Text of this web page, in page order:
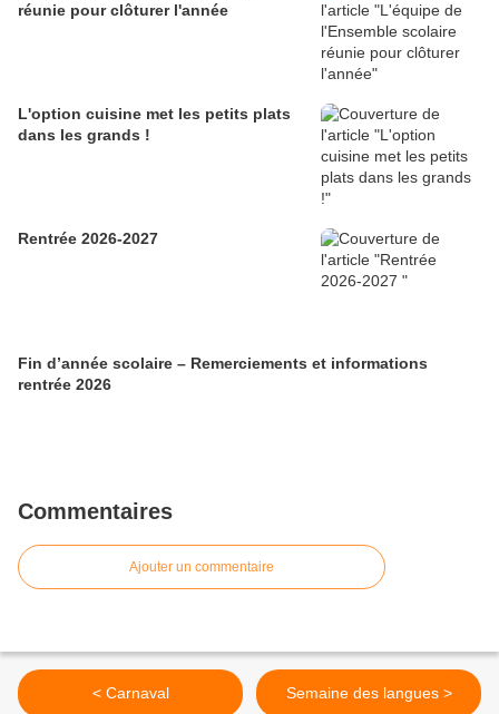
réunie pour clôturer l'année
L'option cuisine met les petits plats
dans les grands !
Rentrée 2026-2027
Fin d’année scolaire – Remerciements et informations
rentrée 2026
Commentaires
Ajouter un commentaire
< Carnaval Semaine des langues >